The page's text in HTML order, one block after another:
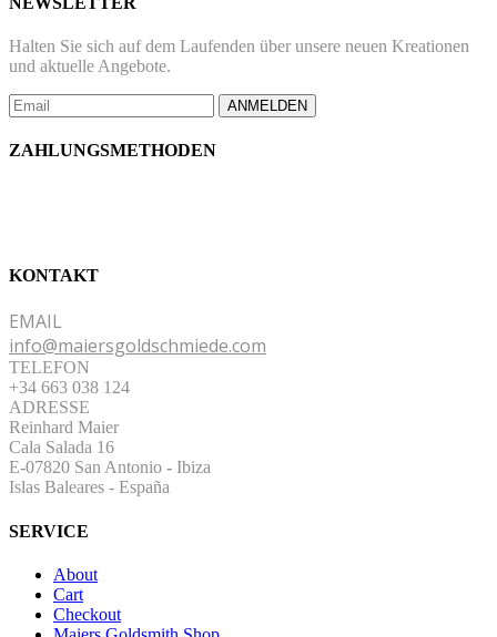
Halten Sie sich auf dem Laufenden über unsere neuen Kreationen
und aktuelle Angebote.
ANMELDEN
ZAHLUNGSMETHODEN
KONTAKT
EMAIL
info@maiersgoldschmiede.com
TELEFON
+34 663 038 124
ADRESSE
Reinhard Maier
Cala Salada 16
E-07820 San Antonio - Ibiza
Islas Baleares - España
SERVICE
About
Cart
Checkout